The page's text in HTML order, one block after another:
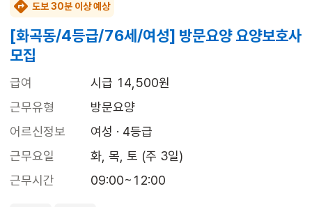
도보 30분 이상 예상
[화곡동/4등급/76세/여성] 방문요양 요양보호사
모집
급여
시급 14,500원
근무유형
방문요양
어르신정보
여성 · 4등급
근무요일
화, 목, 토 (주 3일)
근무시간
09:00~12:00